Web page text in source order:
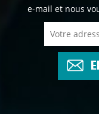
e-mail et nous